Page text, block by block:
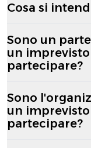
Cosa si
Sono un
un
partecipare?
Sono
un
partecipare?